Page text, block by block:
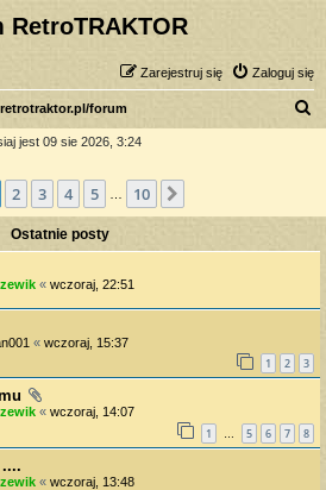
RetroTRAKTOR
Zaloguj się
Zarejestruj się
retrotraktor.pl/forum
a
j
jest 09 sie 2026, 3:24
z10
2 3 4 5 10
Ostatnie posty
« wczoraj, 22:51
« wczoraj, 15:37
1 2 3
« wczoraj, 14:07
1 … 5 6 7 8
« wczoraj, 13:48